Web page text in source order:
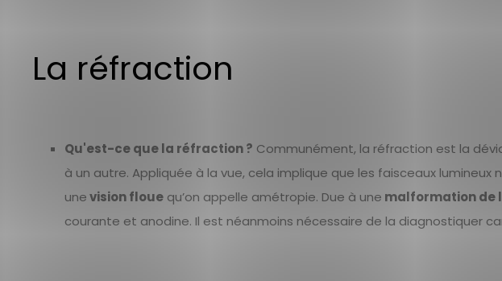
La réfraction
Qu'est-ce que la réfraction ? Communément, la réfraction est la
à un autre. Appliquée à la vue, cela implique que les faisceaux lumineux
unevision floue qu’on appelle amétropie. Due à une malformation de
courante et anodine. Il est néanmoins nécessaire de la diagnostiquer